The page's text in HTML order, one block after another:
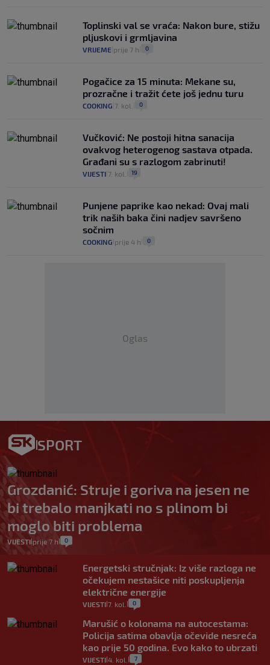
Toplinski val se vraća: Nakon bure, stižu
pljuskovi i grmljavina
VRIJEME prije 7 h 0
Pogačice za 15 minuta: Mekane su,
prozračne i tražit ćete još jednu turu
COOKING 7. kol. 0
Vučković: Ne postoji hitna sanacija
ovakvog heterogenog sastava otpada.
Građani su s razlogom zabrinuti!
VIJESTI 7. kol. 19
Punjene paprike kao nekad: Ovaj mali
trik naših baka čini nadjev savršeno
sočnim
COOKING prije 4 h 0
Oglas
SPORT
Grozdanić: Struje i goriva na jesen ne
bi trebalo manjkati no s plinom bi
moglo biti problema
VIJESTI prije 7 h 0
Energetski stručnjak: Iz više razloga ne
očekujem nestašice niti poskupljenja
električne energije
VIJESTI 7. kol. 0
Marušić o kolonama na autocestama:
Policija satima obavlja očevide nesreća
kao prije 50 godina. Evo kako to ubrzati
VIJESTI 4. kol. 7